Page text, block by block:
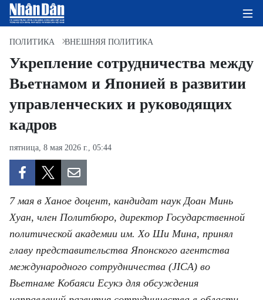
ГЛАВНАЯ СТРАНИЦА
ПОЛИТИКА
КУЛЬТУРА
ДОБРО ПОЖАЛОВАТЬ ВО
ВЬЕТНАМ
МОСТ ДРУЖБЫ
ПОЛИТИКА ВНЕШНЯЯ ПОЛИТИКА
Укрепление сотрудничества между
Вьетнамом и Японией в развитии
управленческих и руководящих
кадров
пятница, 8 мая 2026 г., 05:44
7 мая в Ханое доцент, кандидат наук Доан Минь
Хуан, член Политбюро, директор Государственной
политической академии им. Хо Ши Мина, принял
главу представительства Японского агентства
международного сотрудничества (JICA) во
Вьетнаме Кобаяси Есукэ для обсуждения